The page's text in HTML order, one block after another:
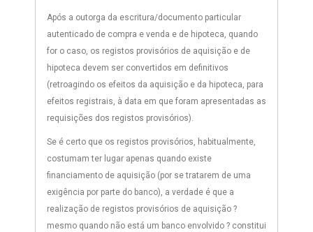
Após a outorga da escritura/documento particular
autenticado de compra e venda e de hipoteca, quando
for o caso, os registos provisórios de aquisição e de
hipoteca devem ser convertidos em definitivos
(retroagindo os efeitos da aquisição e da hipoteca, para
efeitos registrais, à data em que foram apresentadas as
requisições dos registos provisórios).
Se é certo que os registos provisórios, habitualmente,
costumam ter lugar apenas quando existe
financiamento de aquisição (por se tratarem de uma
exigência por parte do banco), a verdade é que a
realização de registos provisórios de aquisição ?
mesmo quando não está um banco envolvido ? constitui